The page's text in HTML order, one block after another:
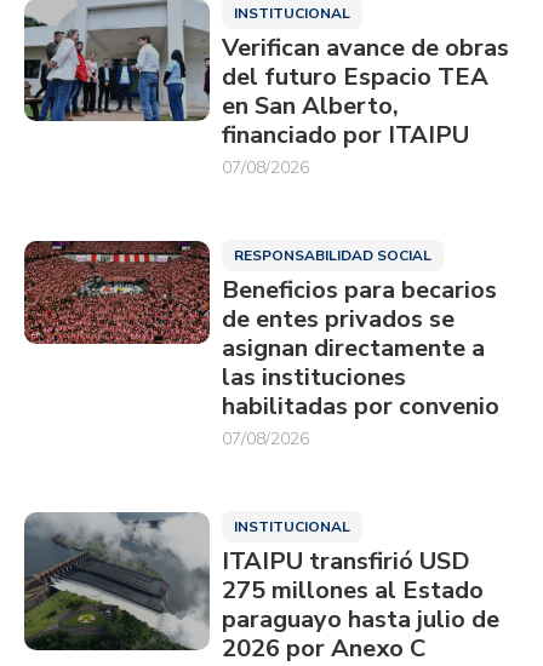
INSTITUCIONAL
Verifican avance de obras
del futuro Espacio TEA
en San Alberto,
financiado por ITAIPU
07/08/2026
RESPONSABILIDAD SOCIAL
Beneficios para becarios
de entes privados se
asignan directamente a
las instituciones
habilitadas por convenio
07/08/2026
INSTITUCIONAL
ITAIPU transfirió USD
275 millones al Estado
paraguayo hasta julio de
2026 por Anexo C